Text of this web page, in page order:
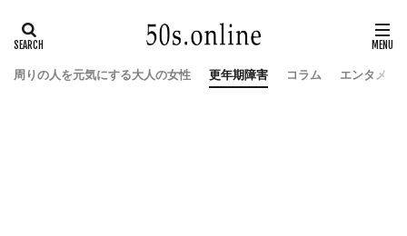
周りの人を元気にする大人の女性 更年期障害 コラム エンタメ